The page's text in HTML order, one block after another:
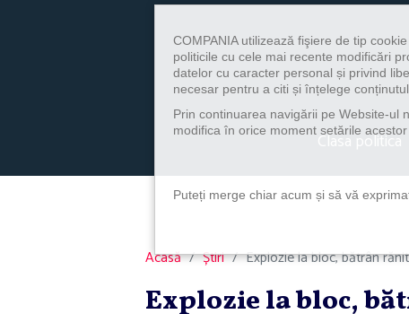
Clasa politica
Acasă Știri Explozie la bloc, bătrân
Explozie la bloc,
COMPANIA utilizează fişiere de tip
politicile cu cele mai recente modificări
datelor cu caracter personal și privind
necesar pentru a citi și înțelege
Prin continuarea navigării pe Website-ul
modifica în orice moment setările
Puteți merge chiar acum și să vă